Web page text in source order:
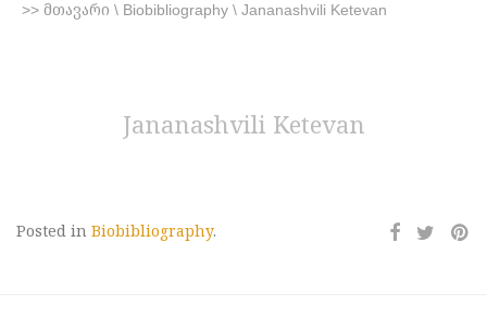
>> მთავარი \ Biobibliography \ Jananashvili Ketevan
Jananashvili Ketevan
Posted in Biobibliography.